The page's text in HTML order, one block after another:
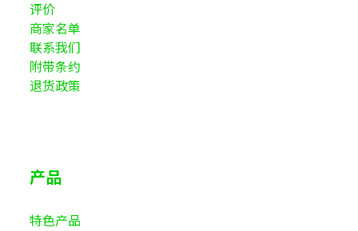
评价
商家名单
联系我们
附带条约
退货政策
产品
特色产品